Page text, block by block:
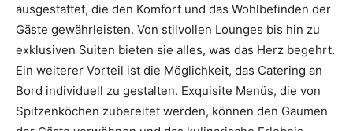
ausgestattet, die den Komfort und das Wohlbefinden der
Gäste gewährleisten. Von stilvollen Lounges bis hin zu
exklusiven Suiten bieten sie alles, was das Herz begehrt.
Ein weiterer Vorteil ist die Möglichkeit, das Catering an
Bord individuell zu gestalten. Exquisite Menüs, die von
Spitzenköchen zubereitet werden, können den Gaumen